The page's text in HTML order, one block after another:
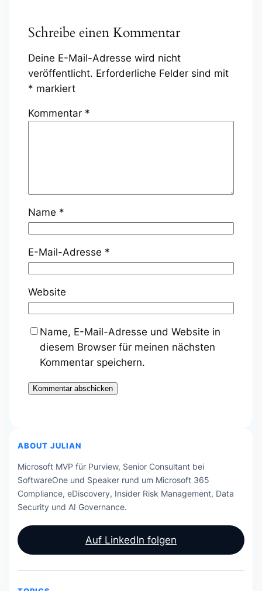
Schreibe einen Kommentar
Deine E-Mail-Adresse wird nicht
veröffentlicht. Erforderliche Felder sind mit
* markiert
Kommentar *
Name *
E-Mail-Adresse *
Website
Name, E-Mail-Adresse und Website in
diesem Browser für meinen nächsten
Kommentar speichern.
ABOUT JULIAN
Microsoft MVP für Purview, Senior Consultant bei
SoftwareOne und Speaker rund um Microsoft 365
Compliance, eDiscovery, Insider Risk Management, Data
Security und AI Governance.
Auf LinkedIn folgen